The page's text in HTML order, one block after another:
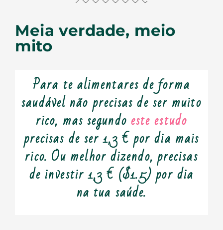
Meia verdade, meio
mito
Para te alimentares de forma
saudável não precisas de ser muito
rico, mas segundoeste estudo
precisas de ser 1,3 € por dia mais
rico. Ou melhor dizendo, precisas
de investir 1,3 € ($1.5) por dia
na tua saúde.